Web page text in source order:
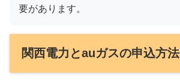
要があります。
関西電力とauガスの申込方法